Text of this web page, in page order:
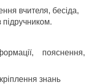
вчителя, бесіда,
підручником.
пояснення,
знань